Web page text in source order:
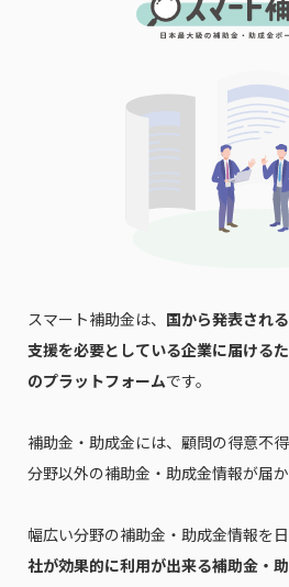
スマート補助金は、 国から発表され
支援を必要としている企業に届ける
のプラットフォームです。
補助金・助成金には、顧問の得意不
分野以外の補助金・助成金情報が届
幅広い分野の補助金・助成金情報を
社が効果的に利用が出来る補助金・